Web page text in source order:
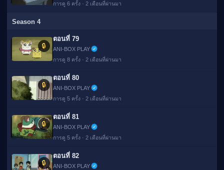
การดู 6 ครั้ง · 2 เดือนที่ผ่านมา
Season 4
🔒
ตอนที่ 79
ANI-BOX PLAY
การดู 8 ครั้ง · 2 เดือนที่ผ่านมา
🔒
ตอนที่ 80
ANI-BOX PLAY
การดู 5 ครั้ง · 2 เดือนที่ผ่านมา
🔒
ตอนที่ 81
ANI-BOX PLAY
การดู 5 ครั้ง · 2 เดือนที่ผ่านมา
🔒
ตอนที่ 82
ANI-BOX PLAY